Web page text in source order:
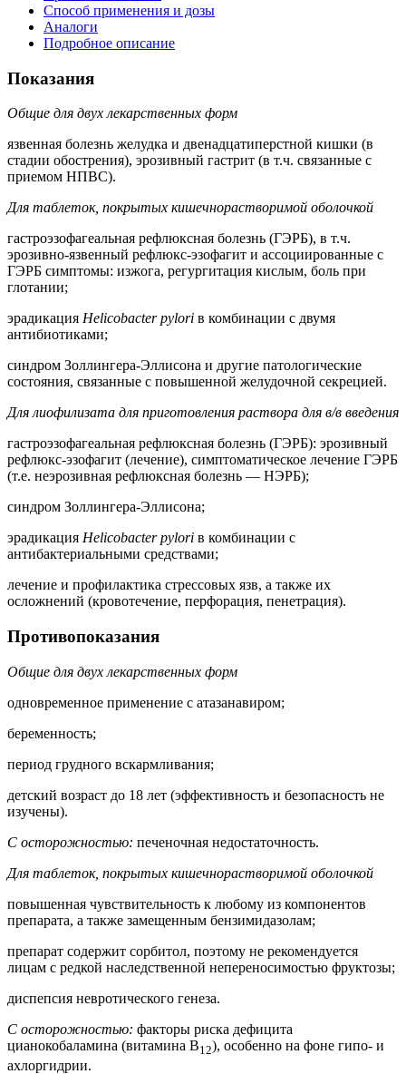
Способ применения и дозы
Аналоги
Подробное описание
Показания
Общие для двух лекарственных форм
язвенная болезнь желудка и двенадцатиперстной кишки (в
стадии обострения), эрозивный гастрит (в т.ч. связанные с
приемом НПВС).
Для таблеток, покрытых кишечнорастворимой оболочкой
гастроэзофагеальная рефлюксная болезнь (ГЭРБ), в т.ч.
эрозивно-язвенный рефлюкс-эзофагит и ассоциированные с
ГЭРБ симптомы: изжога, регургитация кислым, боль при
глотании;
эрадикация Helicobacter pylori в комбинации с двумя
антибиотиками;
синдром Золлингера-Эллисона и другие патологические
состояния, связанные с повышенной желудочной секрецией.
Для лиофилизата для приготовления раствора для в/в введения
гастроэзофагеальная рефлюксная болезнь (ГЭРБ): эрозивный
рефлюкс-эзофагит (лечение), симптоматическое лечение ГЭРБ
(т.е. неэрозивная рефлюксная болезнь — НЭРБ);
синдром Золлингера-Эллисона;
эрадикация Helicobacter pylori в комбинации с
антибактериальными средствами;
лечение и профилактика стрессовых язв, а также их
осложнений (кровотечение, перфорация, пенетрация).
Противопоказания
Общие для двух лекарственных форм
одновременное применение с атазанавиром;
беременность;
период грудного вскармливания;
детский возраст до 18 лет (эффективность и безопасность не
изучены).
С осторожностью: печеночная недостаточность.
Для таблеток, покрытых кишечнорастворимой оболочкой
повышенная чувствительность к любому из компонентов
препарата, а также замещенным бензимидазолам;
препарат содержит сорбитол, поэтому не рекомендуется
лицам с редкой наследственной непереносимостью фруктозы;
диспепсия невротического генеза.
С осторожностью: факторы риска дефицита
цианокобаламина (витамина В12), особенно на фоне гипо- и
ахлоргидрии.